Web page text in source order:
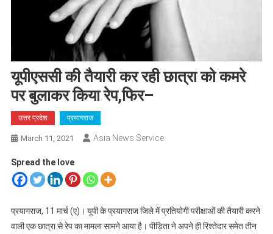
यूपीएससी की तैयारी कर रही छात्रा को कमरे
पर बुलाकर किया रेप,फिर–
उत्तर प्रदेश प्रयागराज
March 11, 2021 Asia News Service
Spread the love
प्रयागराज, 11 मार्च (ए)। यूपी के प्रयागराज जिले में प्रतियोगी परीक्षाओं की तैयारी करने
वाली एक छात्रा से रेप का मामला सामने आया है। पीड़िता ने अपने ही रिश्तेदार समेत तीन